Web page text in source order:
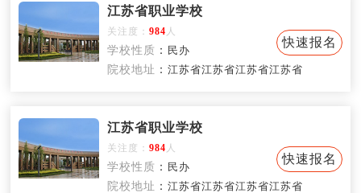
江苏省职业学校
关注度：984 人
快速报名
学校性质 ： 民办
院校地址 ：江苏省江苏省江苏省江苏省
江苏省职业学校
关注度：984 人
快速报名
学校性质 ： 民办
院校地址 ：江苏省江苏省江苏省江苏省